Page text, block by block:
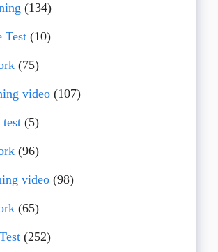
(134)
Test(10)
(75)
video(107)
(5)
(96)
video(98)
(65)
(252)